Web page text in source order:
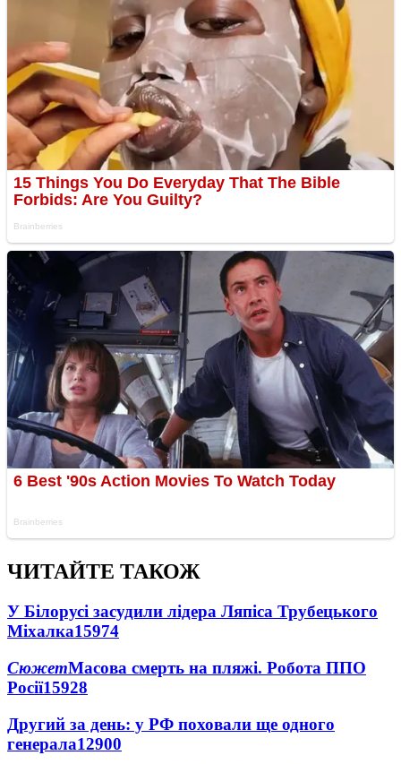
ЧИТАЙТЕ ТАКОЖ
У Білорусі засудили лідера Ляпіса Трубецького
Міхалка15974
СюжетМасова смерть на пляжі. Робота ППО
Росії15928
Другий за день: у РФ поховали ще одного
генерала12900